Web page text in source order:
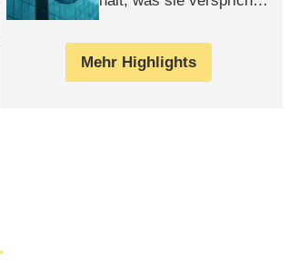
Mehr Highlights